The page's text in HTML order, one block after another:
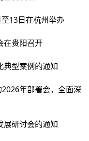
13日在杭州举办
在贵阳召开
典型案例的通知
年部署会，全面深
展研讨会的通知